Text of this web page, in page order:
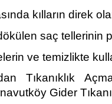
kılların direk
saç tellerinin
ve temizlikte
Tıkanıklık
Gider